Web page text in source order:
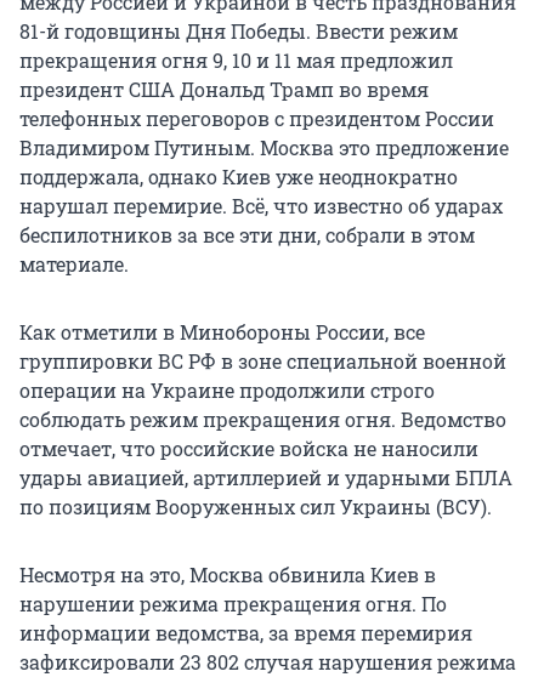
81-й годовщины Дня Победы. Ввести режим
прекращения огня 9, 10 и 11 мая предложил
президент США Дональд Трамп во время
телефонных переговоров с президентом России
Владимиром Путиным. Москва это предложение
поддержала, однако Киев уже неоднократно
нарушал перемирие. Всё, что известно об ударах
беспилотников за все эти дни, собрали в этом
материале.
Как отметили в Минобороны России, все
группировки ВС РФ в зоне специальной военной
операции на Украине продолжили строго
соблюдать режим прекращения огня. Ведомство
отмечает, что российские войска не наносили
удары авиацией, артиллерией и ударными БПЛА
по позициям Вооруженных сил Украины (ВСУ).
Несмотря на это, Москва обвинила Киев в
нарушении режима прекращения огня. По
информации ведомства, за время перемирия
зафиксировали 23 802 случая нарушения режима